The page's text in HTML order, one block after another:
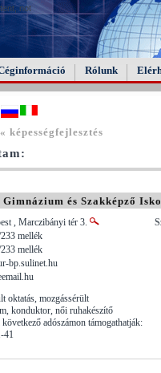
not
Rólunk
képességfejlesztés
és Szakképző
, Marczibányi tér 3.
mellék
mellék
bp.sulinet.hu
oktatás, mozgássérült
konduktor, női ruhakészítő
adószámon támogathatják:
41